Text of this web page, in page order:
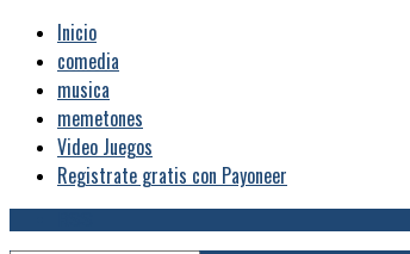
Inicio
comedia
musica
memetones
Video Juegos
Registrate gratis con Payoneer